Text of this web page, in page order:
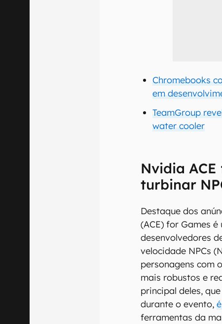
Chromebooks
em
TeamGroup
water cooler
Nvidia
turbinar
Destaque dos
(ACE) for Games
desenvolvedores
velocidade NPCs
personagens com
mais robustos e
principal deles,
durante o evento,
ferramentas da